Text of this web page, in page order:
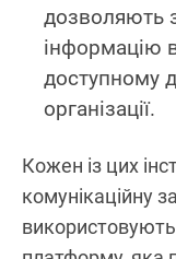
дозволяють
інформацію
доступному
організації.
Кожен із цих
комунікаційну